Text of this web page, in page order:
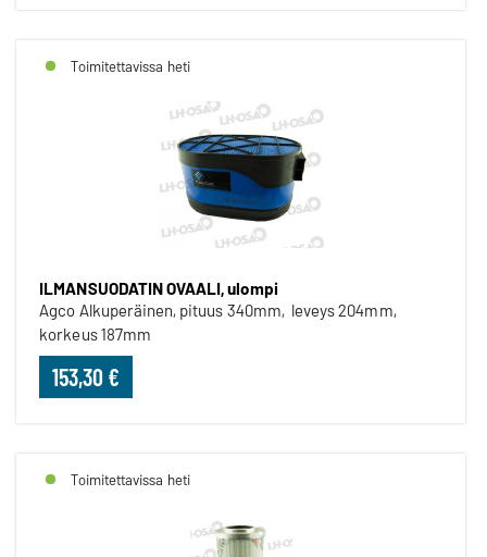
Toimitettavissa heti
ILMANSUODATIN OVAALI, ulompi
Agco Alkuperäinen, pituus 340mm, leveys 204mm,
korkeus 187mm
153,30 €
Toimitettavissa heti